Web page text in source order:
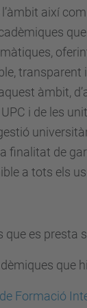
així
transparent
àmbit,
i de les
finalitat de
a tots els
que es presta
que
Formació